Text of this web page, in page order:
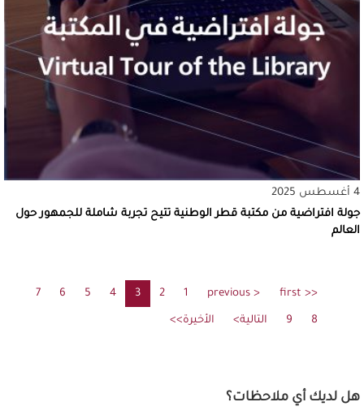
4 أغسطس 2025
جولة افتراضية من مكتبة قطر الوطنية تتيح تجربة شاملة للجمهور حول
العالم
الصفحة
<< first
الصفحة
< previous الصفحة1 الصفحة
2
Current
page
3 الصفحة
4 الصفحة
5 الصفحة
6 الصفحة
7
الصفحة
8 الصفحة
9
الصفحة
التالية>
الصفحة
الأخيرة>>
هل لديك أي ملاحظات؟